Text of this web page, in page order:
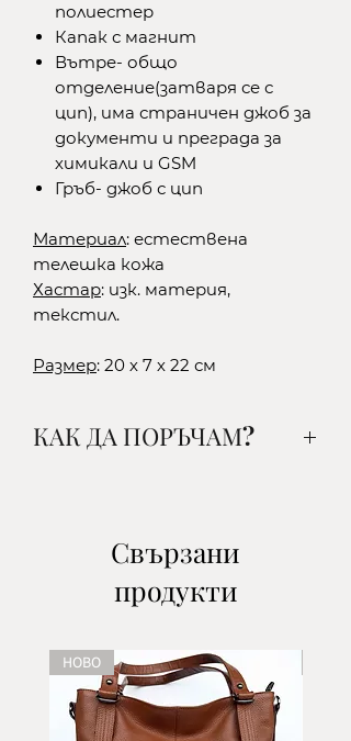
полиестер
Капак с магнит
Вътре- общо
отделение(затваря се с
цип), има страничен джоб за
документи и преграда за
химикали и GSM
Гръб- джоб с цип
Материал: естествена
телешка кожа
Хастар: изк. материя,
текстил.
Размер: 20 х 7 х 22 см
КАК ДА ПОРЪЧАМ?
-до офис на ЕКОНТ- наложен
-до офис на СПИДИ- наложен
платеж/поема се от клиента/
-с куриер на ЕКОНТ- наложен
платеж/поема се от клиента/
Свързани
продукти
НОВО